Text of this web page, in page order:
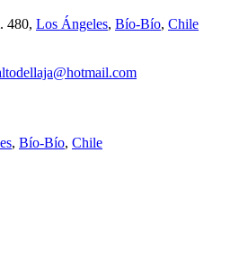
480, Los Ángeles, Bío-Bío, Chile
, Bío-Bío, Chile